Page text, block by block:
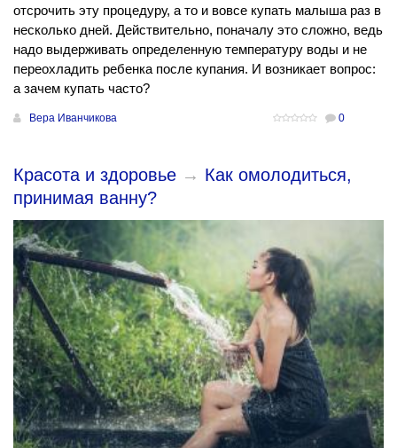
отсрочить эту процедуру, а то и вовсе купать малыша раз в
несколько дней. Действительно, поначалу это сложно, ведь
надо выдерживать определенную температуру воды и не
переохладить ребенка после купания. И возникает вопрос:
а зачем купать часто?
Вера Иванчикова 0
Красота и здоровье → Как омолодиться,
принимая ванну?